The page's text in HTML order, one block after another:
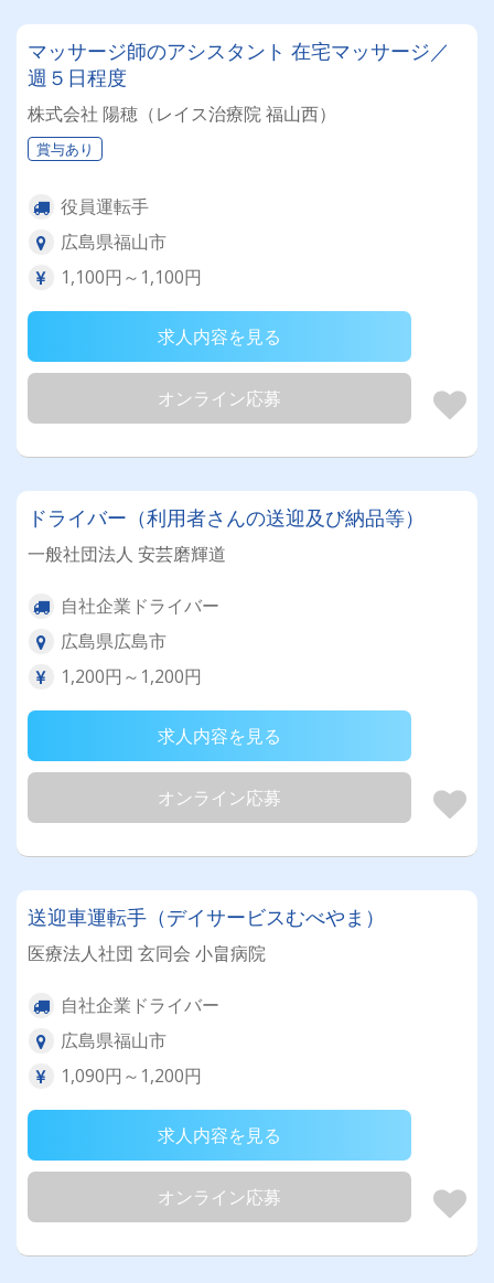
マッサージ師のアシスタント 在宅マッサージ／
週５日程度
株式会社 陽穂（レイス治療院 福山西）
賞与あり
役員運転手
広島県福山市
1,100円～1,100円
求人内容を見る
オンライン応募
ドライバー（利用者さんの送迎及び納品等）
一般社団法人 安芸磨輝道
自社企業ドライバー
広島県広島市
1,200円～1,200円
求人内容を見る
オンライン応募
送迎車運転手（デイサービスむべやま）
医療法人社団 玄同会 小畠病院
自社企業ドライバー
広島県福山市
1,090円～1,200円
求人内容を見る
オンライン応募